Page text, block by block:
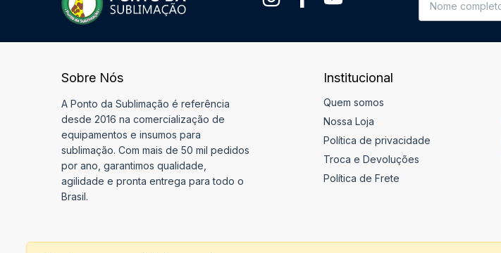
Sobre Nós
A Ponto da Sublimação é referência
desde 2016 na comercialização de
equipamentos e insumos para
sublimação. Com mais de 50 mil pedidos
por ano, garantimos qualidade,
agilidade e pronta entrega para todo o
Brasil.
Institucional
Quem somos
Nossa Loja
Política de privacidade
Troca e Devoluções
Política de Frete